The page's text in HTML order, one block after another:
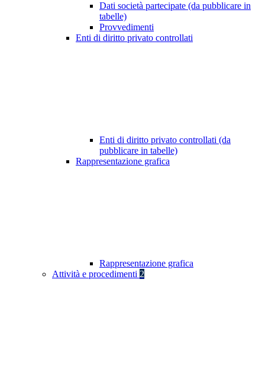
Dati società partecipate (da pubblicare in
tabelle)
Provvedimenti
Enti di diritto privato controllati
Enti di diritto privato controllati (da
pubblicare in tabelle)
Rappresentazione grafica
Rappresentazione grafica
Attività e procedimenti 2